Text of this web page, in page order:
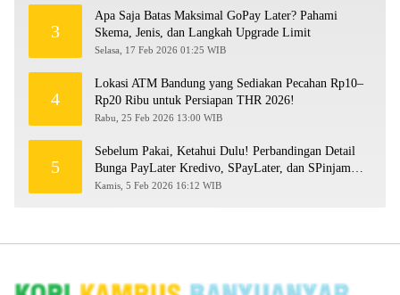
3
Apa Saja Batas Maksimal GoPay Later? Pahami
Skema, Jenis, dan Langkah Upgrade Limit
Selasa, 17 Feb 2026 01:25 WIB
4
Lokasi ATM Bandung yang Sediakan Pecahan Rp10–
Rp20 Ribu untuk Persiapan THR 2026!
Rabu, 25 Feb 2026 13:00 WIB
5
Sebelum Pakai, Ketahui Dulu! Perbandingan Detail
Bunga PayLater Kredivo, SPayLater, dan SPinjam
2026
Kamis, 5 Feb 2026 16:12 WIB